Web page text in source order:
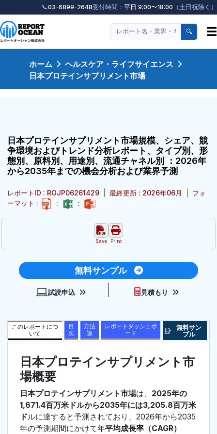
📞03-6899-2648受付時間： 平日 9:00〜18:00 （土日祝除く）
🔍 ☰
ホーム
ヘルスケア・ライフサイエンス
日本プロテインサプリメント市場
日本プロテインサプリメント市場規模、シェア、競
争環境およびトレンド分析レポート、タイプ別、形
態別、原料別、用途別、流通チャネル別 ：2026年
から2035年までの機会分析および業界予測
レポートID : ROJP06261429 最終更新 : 2026年06月
フォ
ーマット :
: :
Save Print
無料サンプル
試読申込 見積もり
このレポートにつ
いて
目
次
方法
論
レポートダッシュボ
ード
無料サン
プル
日本プロテインサプリメント市
場概要
日本プロテインサプリメント市場は、 2025年の
1,671.4百万米ドルから2035年には3,205.8百万米
ドルに達すると予測されており、2026年から2035
年の予測期間にかけて年平均成長率（CAGR）